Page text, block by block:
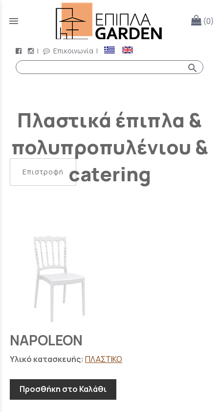
menu (0)
| Επικοινωνία |
search
Πλαστικά έπιπλα &
πολυπροπυλένιου &
catering
Επιστροφή
NAPOLEON
Υλικό κατασκευής: ΠΛΑΣΤΙΚΟ
Προσθήκη στο Καλάθι